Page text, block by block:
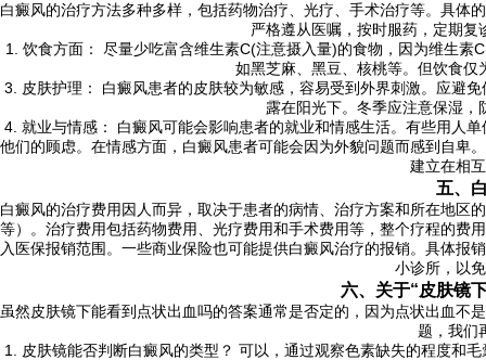
白癜风的治疗方法多种多样，包括药物治疗、光疗、手术治疗等。具体
严格遵从医嘱，按时服药，定期
1. 饮食方面： 尽量少吃富含维生素C(注意摄入量)的食物，因为维生
如黑芝麻、黑豆、核桃等。但饮食
3. 皮肤护理： 白癜风患者的皮肤较为敏感，容易受到外界刺激。应避
露在阳光下。冬季应注意保湿
4. 就业与情感： 白癜风可能会影响患者的就业和情感生活。有些用人
他们的顾虑。在情感方面，白癜风患者可能会因为外貌问题而感到自卑
建立在相
五、
白癜风的治疗费用因人而异，取决于患者的病情、治疗方案和所在地区
等）。治疗费用包括药物费用、光疗费用和手术费用等，整个疗程的费
入医保报销范围。一些商业保险也可能提供白癜风治疗的报销。具体
小诊所，以
六、关于“皮肤镜
虽然皮肤镜下能看到点状出血吗的答案通常是否定的，因为点状出血不
题，我们
1. 皮肤镜能否判断白癜风的类型？ 可以，通过观察色素缺失的程度和